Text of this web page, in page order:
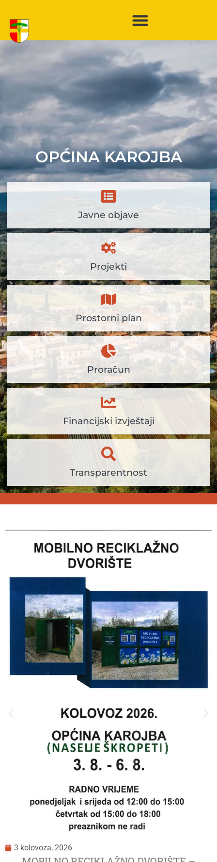
OPĆINA KAROJBA
Javne objave
Projekti
Prostorni plan
Proračun
Financijski izvještaji
Transparentnost
3 kolovoza, 2026